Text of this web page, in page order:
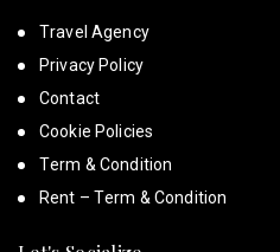
Travel Agency
Privacy Policy
Contact
Cookie Policies
Term & Condition
Rent – Term & Condition